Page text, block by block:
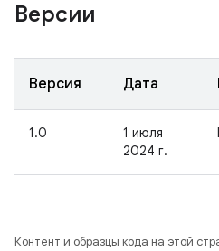
Версии
Версия Дата
1.0
1 июля
2024 г.
Контент и образцы кода на этой